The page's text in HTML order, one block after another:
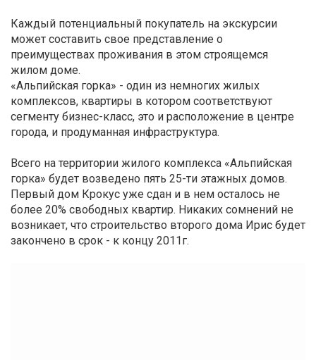
Каждый потенциальный покупатель на экскурсии
может составить свое представление о
преимуществах проживания в этом строящемся
жилом доме.
«Альпийская горка» - один из немногих жилых
комплексов, квартиры в котором соответствуют
сегменту бизнес-класс, это и расположение в центре
города, и продуманная инфраструктура.
Всего на территории жилого комплекса «Альпийская
горка» будет возведено пять 25-ти этажных домов.
Первый дом Крокус уже сдан и в нем осталось не
более 20% свободных квартир. Никаких сомнений не
возникает, что строительство второго дома Ирис будет
закончено в срок - к концу 2011г.